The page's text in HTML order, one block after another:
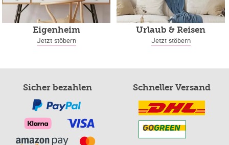
Eigenheim
Jetzt stöbern
Urlaub & Reisen
Jetzt stöbern
Sicher bezahlen Schneller Versand